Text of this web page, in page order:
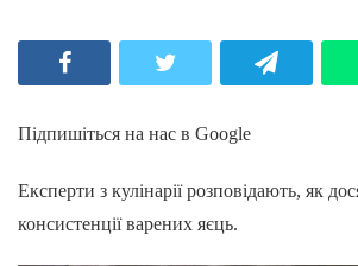
Підпишіться на нас в Google
Експерти з кулінарії розповідають, як
консистенції варених яєць.